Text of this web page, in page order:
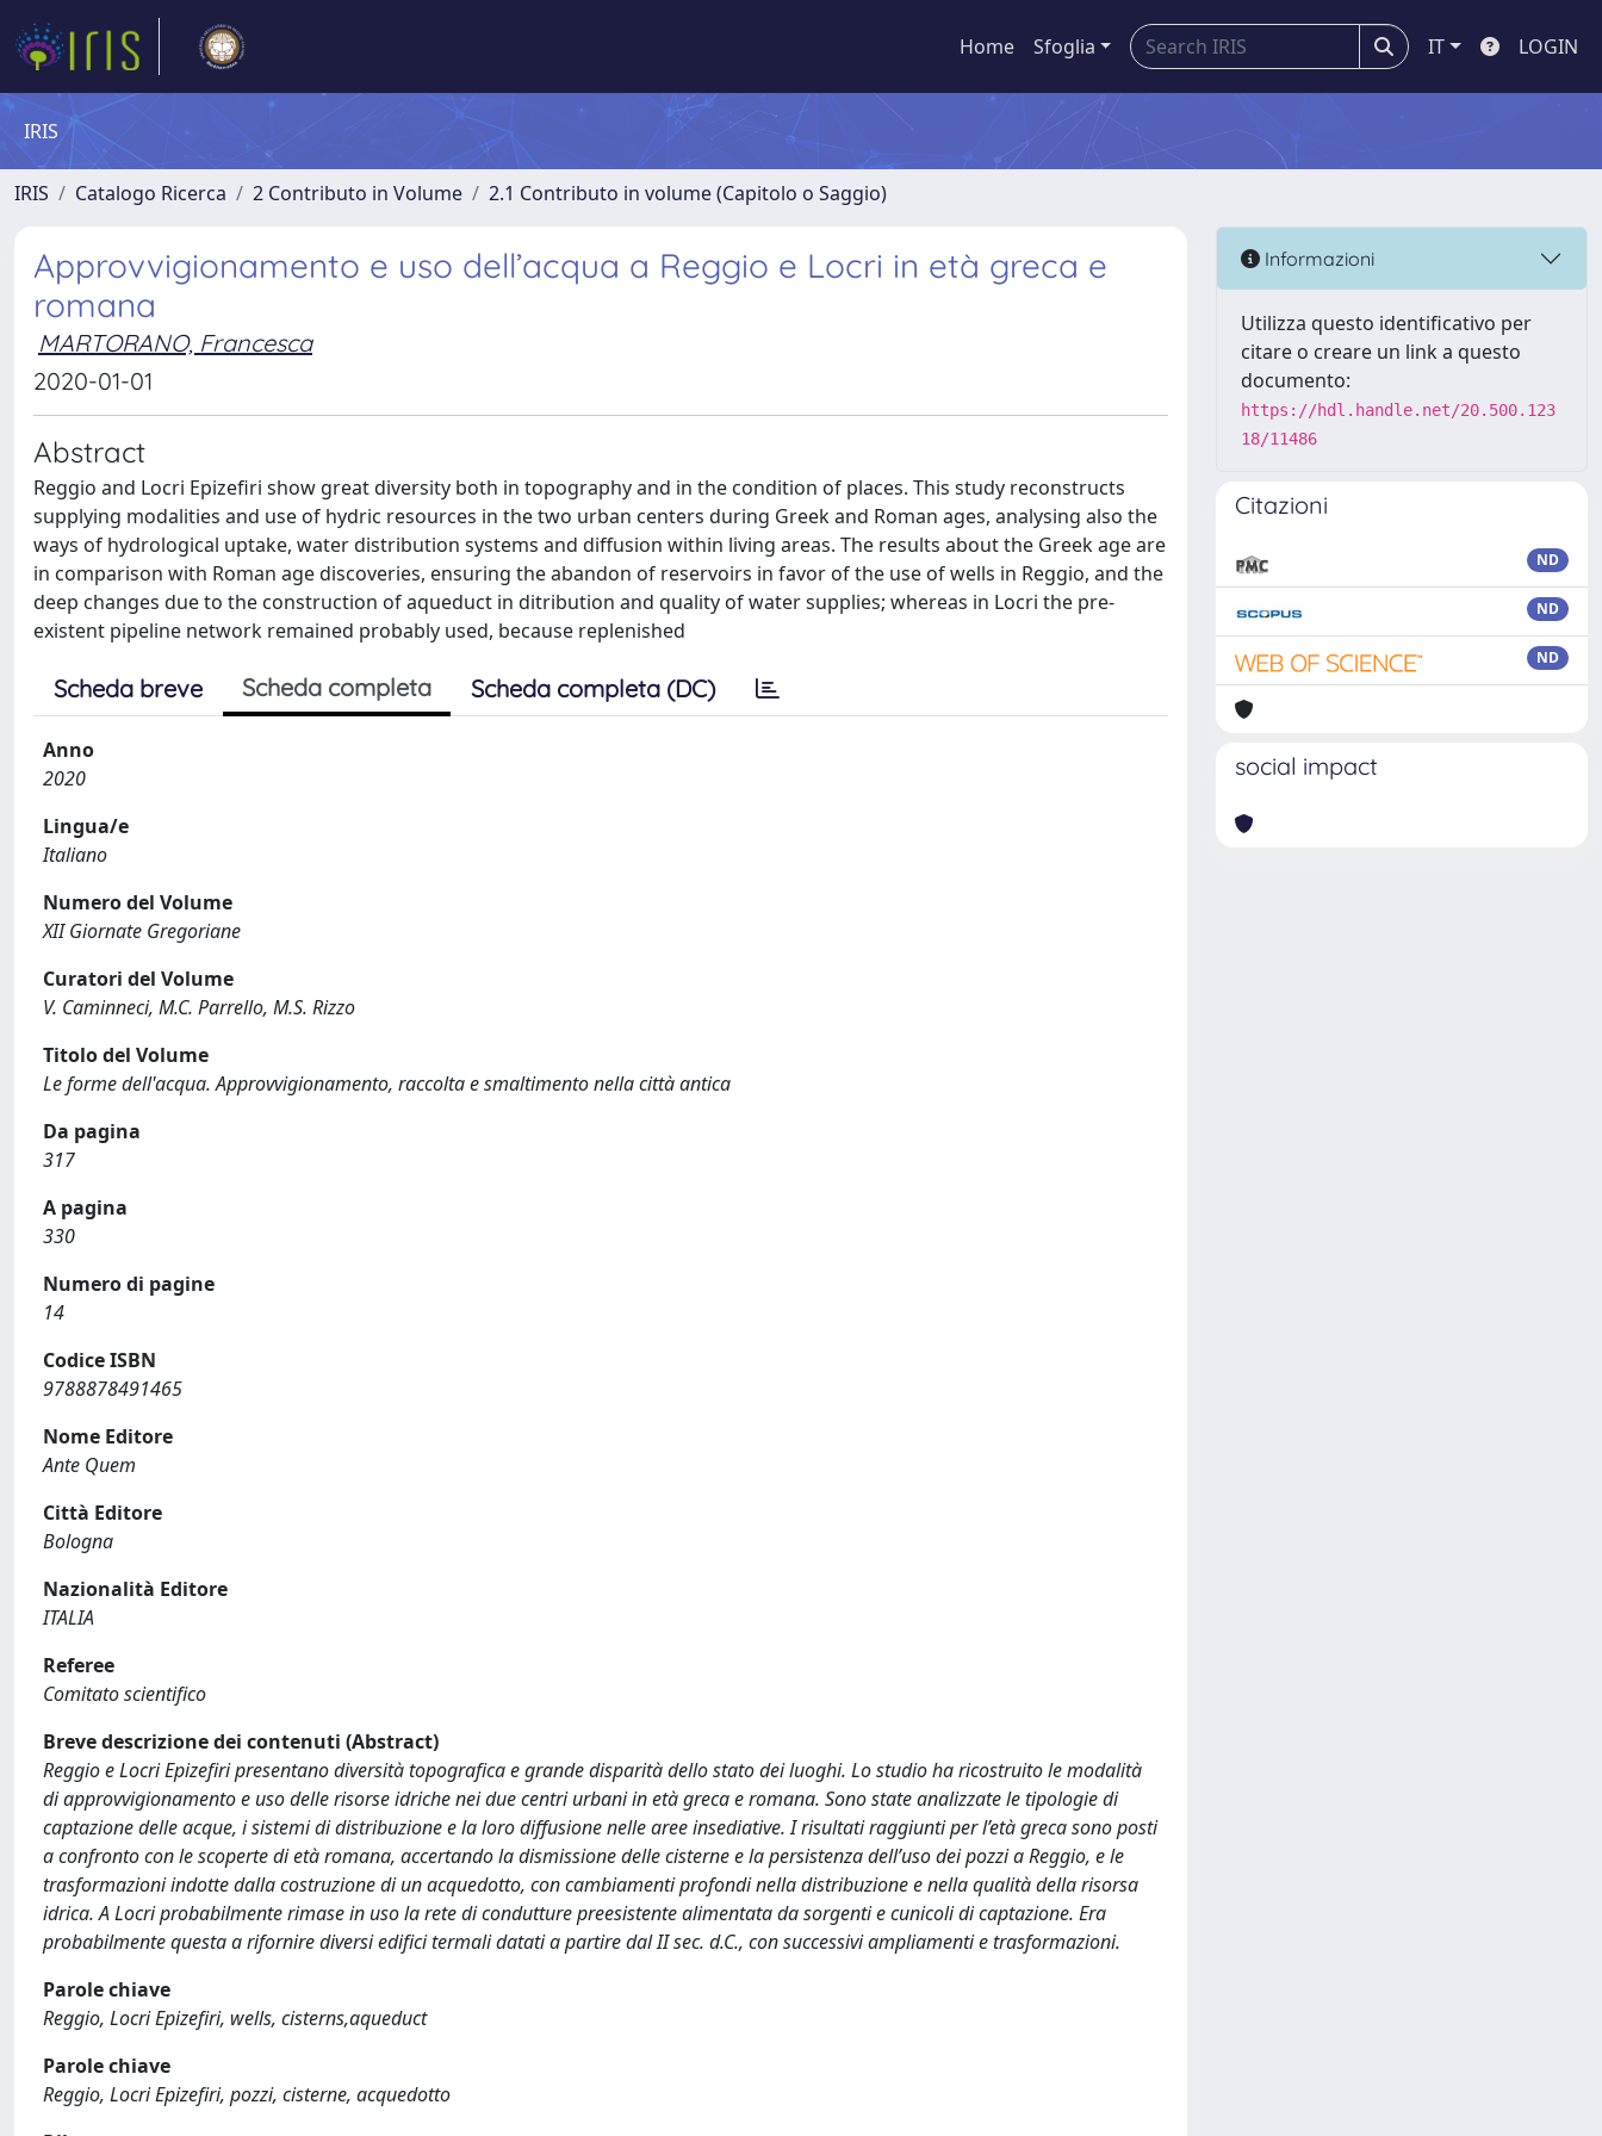
Home Sfoglia IT LOGIN
IRIS
IRIS Catalogo Ricerca 2 Contributo in Volume 2.1 Contributo in volume (Capitolo o Saggio)
Approvvigionamento e uso dell’acqua a Reggio e Locri in età greca e
romana
MARTORANO, Francesca
2020-01-01
Abstract
Reggio and Locri Epizefiri show great diversity both in topography and in the condition of places. This study reconstructs
supplying modalities and use of hydric resources in the two urban centers during Greek and Roman ages, analysing also the
ways of hydrological uptake, water distribution systems and diffusion within living areas. The results about the Greek age are
in comparison with Roman age discoveries, ensuring the abandon of reservoirs in favor of the use of wells in Reggio, and the
deep changes due to the construction of aqueduct in ditribution and quality of water supplies; whereas in Locri the pre-
existent pipeline network remained probably used, because replenished
Scheda breve Scheda completa Scheda completa (DC)
Anno
2020
Lingua/e
Italiano
Numero del Volume
XII Giornate Gregoriane
Curatori del Volume
V. Caminneci, M.C. Parrello, M.S. Rizzo
Titolo del Volume
Le forme dell'acqua. Approvvigionamento, raccolta e smaltimento nella città antica
Da pagina
317
A pagina
330
Numero di pagine
14
Codice ISBN
9788878491465
Nome Editore
Ante Quem
Città Editore
Bologna
Nazionalità Editore
ITALIA
Referee
Comitato scientifico
Breve descrizione dei contenuti (Abstract)
Reggio e Locri Epizefiri presentano diversità topografica e grande disparità dello stato dei luoghi. Lo studio ha ricostruito le modalità
di approvvigionamento e uso delle risorse idriche nei due centri urbani in età greca e romana. Sono state analizzate le tipologie di
captazione delle acque, i sistemi di distribuzione e la loro diffusione nelle aree insediative. I risultati raggiunti per l’età greca sono posti
a confronto con le scoperte di età romana, accertando la dismissione delle cisterne e la persistenza dell’uso dei pozzi a Reggio, e le
trasformazioni indotte dalla costruzione di un acquedotto, con cambiamenti profondi nella distribuzione e nella qualità della risorsa
idrica. A Locri probabilmente rimase in uso la rete di condutture preesistente alimentata da sorgenti e cunicoli di captazione. Era
probabilmente questa a rifornire diversi edifici termali datati a partire dal II sec. d.C., con successivi ampliamenti e trasformazioni.
Parole chiave
Reggio, Locri Epizefiri, wells, cisterns,aqueduct
Parole chiave
Reggio, Locri Epizefiri, pozzi, cisterne, acquedotto
Informazioni
Utilizza questo identificativo per
citare o creare un link a questo
documento:
https://hdl.handle.net/20.500.123
18/11486
Citazioni
ND
ND
ND
social impact